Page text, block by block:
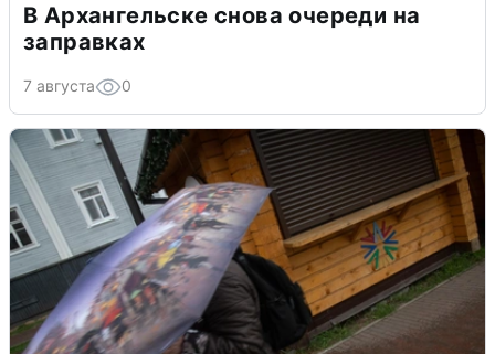
В Архангельске снова очереди на
заправках
7 августа 0